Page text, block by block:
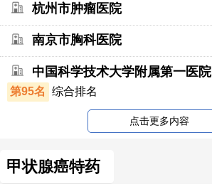
杭州市肿瘤医院
南京市胸科医院
中国科学技术大学附属第一医院
第95名 综合排名
点击更多内容
甲状腺癌特药